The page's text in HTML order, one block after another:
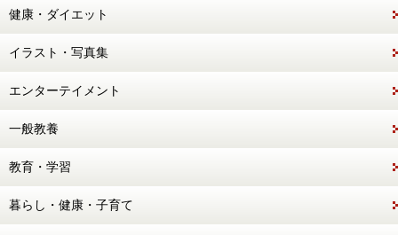
健康・ダイエット
イラスト・写真集
エンターテイメント
一般教養
教育・学習
暮らし・健康・子育て